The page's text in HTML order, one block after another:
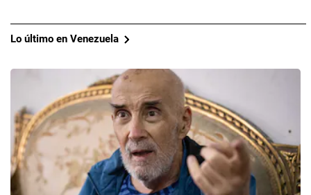
Lo último en Venezuela